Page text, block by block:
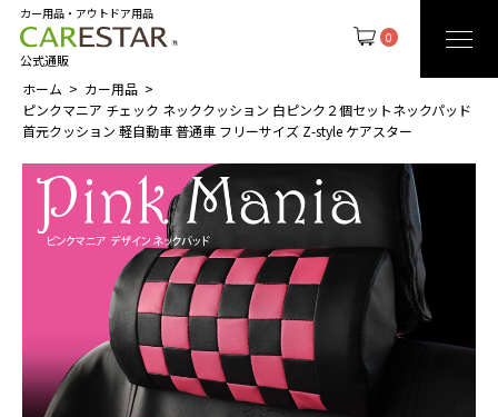
0
カー用品・アウトドア用品
公式通販
ホーム
カー用品
ピンクマニア チェック ネッククッション 白ピンク２個セットネックパッド
首元クッション 軽自動車 普通車 フリーサイズ Z-style ケアスター